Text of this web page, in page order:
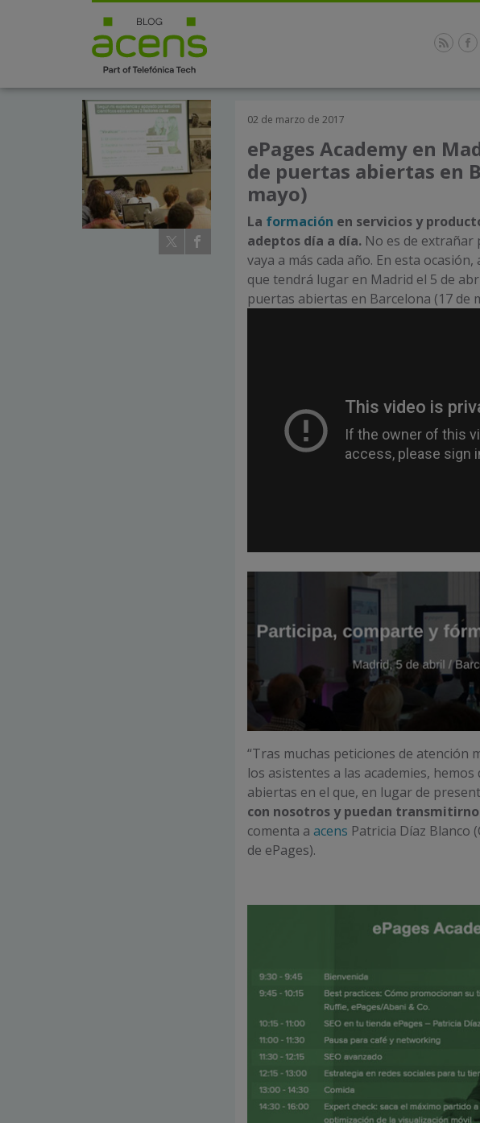
02 de marzo de 2017
ePages Academy en
de puertas abiertas en
mayo)
La formación en servicios y
adeptos día a día. No es de
vaya a más cada año. En esta
que tendrá lugar en Madrid el 5 de
puertas abiertas en Barcelona (17 de
“Tras muchas peticiones de atención
los asistentes a las academies,
abiertas en el que, en lugar de
con nosotros y puedan
comenta a acens Patricia Díaz Blanco
de ePages).